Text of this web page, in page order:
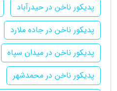
پدیکور ناخن در حیدرآباد
پدیکور ناخن در جاده ملارد
پدیکور ناخن در میدان سپاه
پدیکور ناخن در محمدشهر